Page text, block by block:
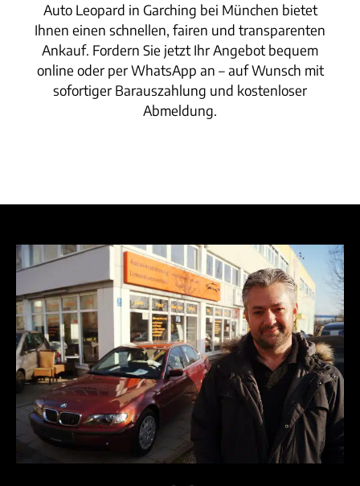
Auto Leopard in Garching bei München bietet
Ihnen einen schnellen, fairen und transparenten
Ankauf. Fordern Sie jetzt Ihr Angebot bequem
online oder per WhatsApp an – auf Wunsch mit
sofortiger Barauszahlung und kostenloser
Abmeldung.